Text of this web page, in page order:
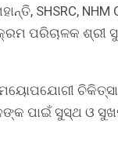
SHSRC, NHM
ପରିଚାଳକ ଶ୍ରୀ
ପାଇଁ ସୁସ୍ଥ ଓ